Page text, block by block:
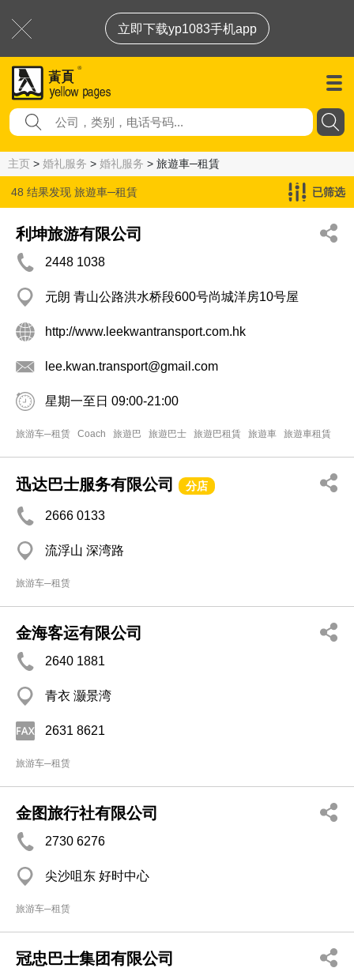
立即下载yp1083手机app
主页 > 婚礼服务 > 婚礼服务 > 旅遊車─租賃
48 结果发现 旅遊車─租賃 已筛选
利坤旅游有限公司
2448 1038
元朗 青山公路洪水桥段600号尚城洋房10号屋
http://www.leekwantransport.com.hk
lee.kwan.transport@gmail.com
星期一至日 09:00-21:00
旅游车─租赁 Coach 旅遊巴 旅遊巴士 旅遊巴租賃 旅遊車 旅遊車租賃
迅达巴士服务有限公司 分店
2666 0133
流浮山 深湾路
旅游车─租赁
金海客运有限公司
2640 1881
青衣 灏景湾
2631 8621
旅游车─租赁
金图旅行社有限公司
2730 6276
尖沙咀东 好时中心
旅游车─租赁
冠忠巴士集团有限公司